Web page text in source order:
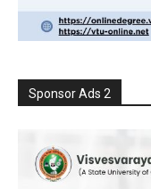
Sponsor Ads 2